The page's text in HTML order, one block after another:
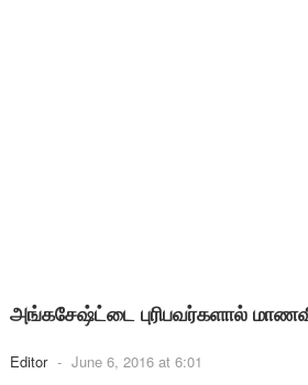
அங்கசேஷ்ட்டை புரிபவர்களால்
Editor - June 6, 2016 at 6:01